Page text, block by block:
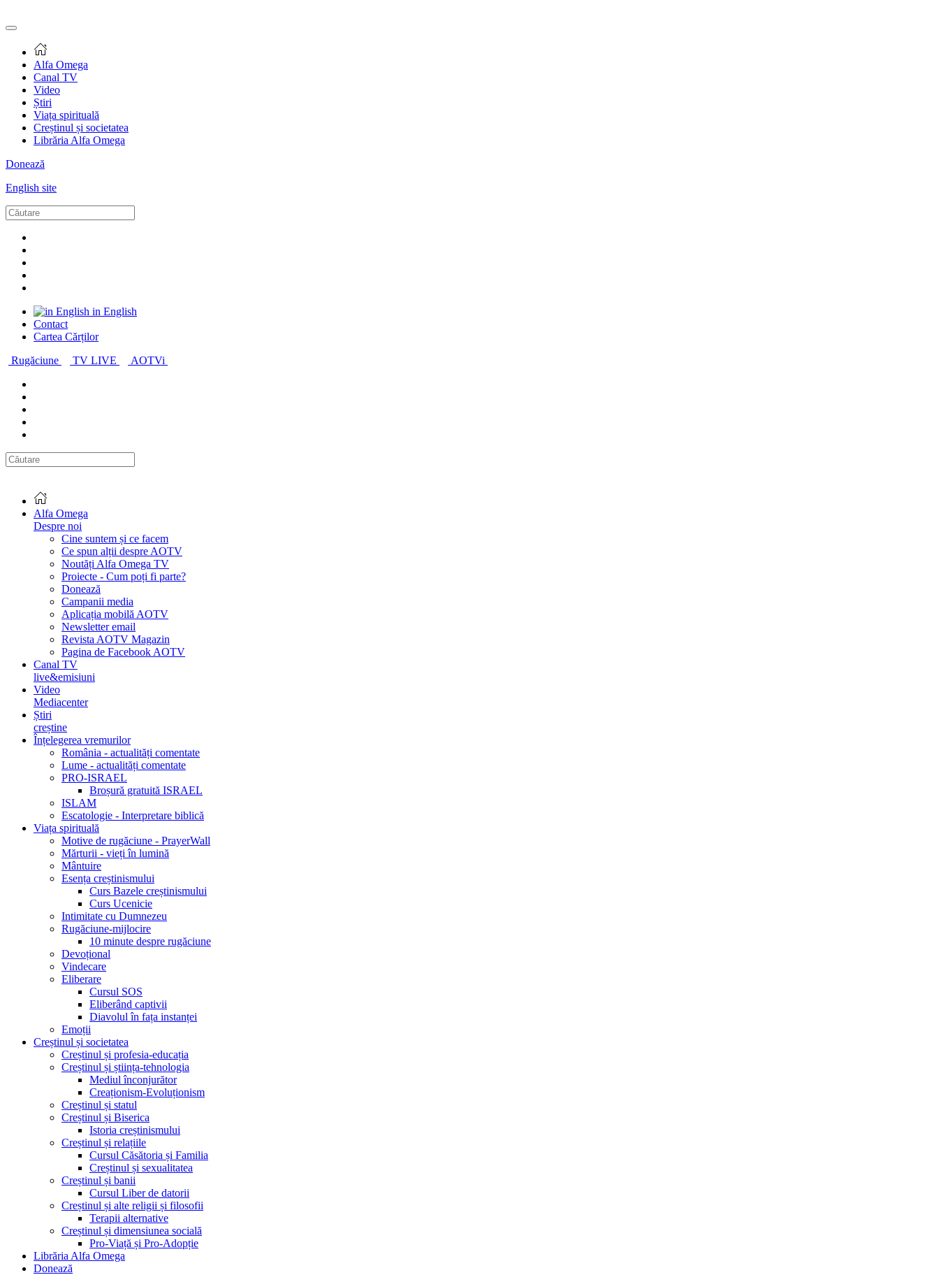
Alfa Omega
Canal TV
Video
Știri
Viața spirituală
Creștinul și societatea
Librăria Alfa Omega
Donează
English site
in English
Contact
Cartea Cărților
Rugăciune
TV LIVE AOTVi
Alfa Omega
Despre noi
Cine suntem și ce facem
Ce spun alții despre AOTV
Noutăți Alfa Omega TV
Proiecte - Cum poți fi parte?
Donează
Campanii media
Aplicația mobilă AOTV
Newsletter email
Revista AOTV Magazin
Pagina de Facebook AOTV
Canal TV
live&emisiuni
Video
Mediacenter
Știri
creștine
Înțelegerea vremurilor
România - actualități comentate
Lume - actualități comentate
PRO-ISRAEL
Broșură gratuită ISRAEL
ISLAM
Escatologie - Interpretare biblică
Viața spirituală
Motive de rugăciune - PrayerWall
Mărturii - vieți în lumină
Mântuire
Esența creștinismului
Curs Bazele creștinismului
Curs Ucenicie
Intimitate cu Dumnezeu
Rugăciune-mijlocire
10 minute despre rugăciune
Devoțional
Vindecare
Eliberare
Cursul SOS
Eliberând captivii
Diavolul în fața instanței
Emoții
Creștinul și societatea
Creștinul și profesia-educația
Creștinul și știința-tehnologia
Mediul înconjurător
Creaționism-Evoluționism
Creștinul și statul
Creștinul și Biserica
Istoria creștinismului
Creștinul și relațiile
Cursul Căsătoria și Familia
Creștinul și sexualitatea
Creștinul și banii
Cursul Liber de datorii
Creștinul și alte religii și filosofii
Terapii alternative
Creștinul și dimensiunea socială
Pro-Viață și Pro-Adopție
Librăria Alfa Omega
Donează